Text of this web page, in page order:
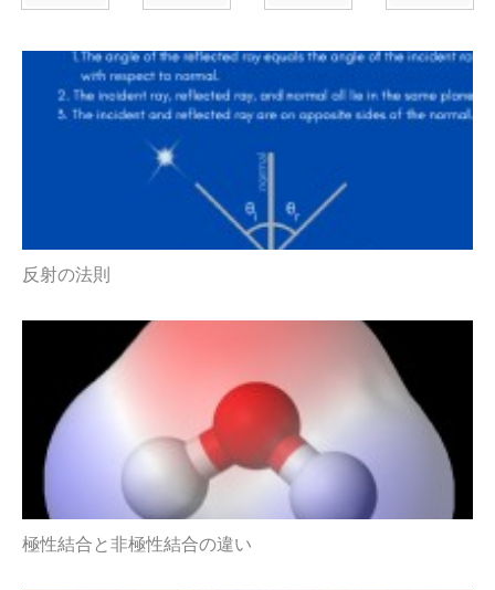
反射の法則
極性結合と非極性結合の違い